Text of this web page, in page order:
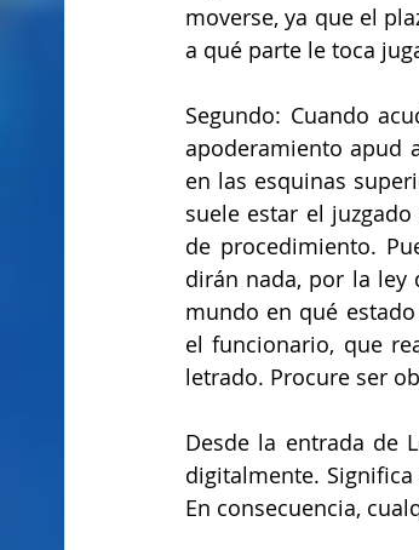
moverse, ya que el
a qué parte le toca
Segundo: Cuando
apoderamiento apud
en las esquinas
suele estar el
de procedimiento.
dirán nada, por la ley
mundo en qué
el funcionario, que
letrado. Procure ser
Desde la entrada de
digitalmente.
En consecuencia,